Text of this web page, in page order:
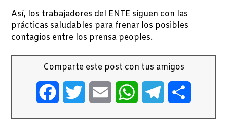
Así, los trabajadores del ENTE siguen con las
prácticas saludables para frenar los posibles
contagios entre los prensa peoples.
Comparte este post con tus amigos
FacebookTwitter Email WhatsAppTelegram